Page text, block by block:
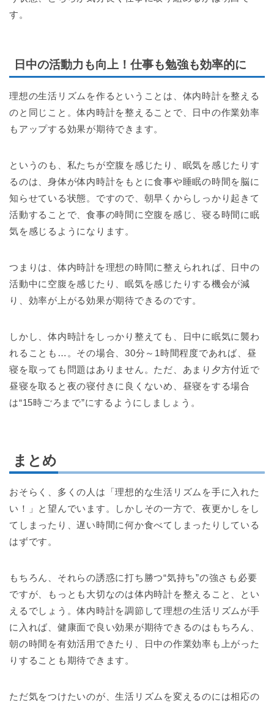
す。
日中の活動力も向上！仕事も勉強も効率的に
理想の生活リズムを作るということは、体内時計を整える
のと同じこと。体内時計を整えることで、日中の作業効率
もアップする効果が期待できます。
というのも、私たちが空腹を感じたり、眠気を感じたりす
るのは、身体が体内時計をもとに食事や睡眠の時間を脳に
知らせている状態。ですので、朝早くからしっかり起きて
活動することで、食事の時間に空腹を感じ、寝る時間に眠
気を感じるようになります。
つまりは、体内時計を理想の時間に整えられれば、日中の
活動中に空腹を感じたり、眠気を感じたりする機会が減
り、効率が上がる効果が期待できるのです。
しかし、体内時計をしっかり整えても、日中に眠気に襲わ
れることも…。その場合、30分～1時間程度であれば、昼
寝を取っても問題はありません。ただ、あまり夕方付近で
昼寝を取ると夜の寝付きに良くないめ、昼寝をする場合
は“15時ごろまで”にするようにしましょう。
まとめ
おそらく、多くの人は「理想的な生活リズムを手に入れた
い！」と望んでいます。しかしその一方で、夜更かしをし
てしまったり、遅い時間に何か食べてしまったりしている
はずです。
もちろん、それらの誘惑に打ち勝つ“気持ち”の強さも必要
ですが、もっとも大切なのは体内時計を整えること、とい
えるでしょう。体内時計を調節して理想の生活リズムが手
に入れば、健康面で良い効果が期待できるのはもちろん、
朝の時間を有効活用できたり、日中の作業効率も上がった
りすることも期待できます。
ただ気をつけたいのが、生活リズムを変えるのには相応の